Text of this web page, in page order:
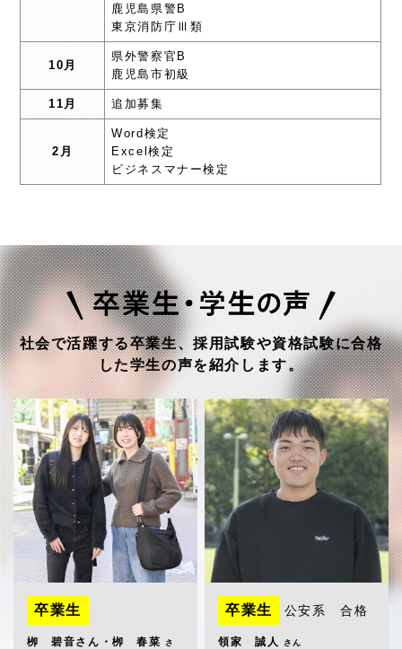
鹿児島県警B
東京消防庁Ⅲ類
10月
県外警察官B
鹿児島市初級
11月 追加募集
2月
Word検定
Excel検定
ビジネスマナー検定
社会で活躍する卒業生、採用試験や資格試験に合格
した学生の声を紹介します。
卒業生
栁 碧音さん・栁 春菜
さ
卒業生 公安系 合格
領家 誠人 さん